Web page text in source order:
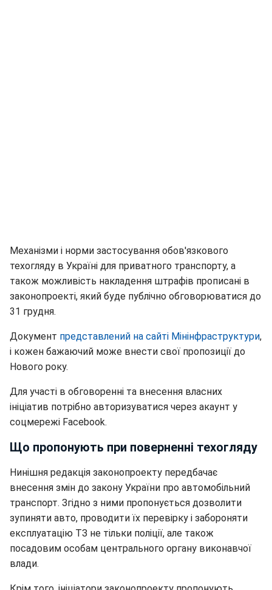
Механізми і норми застосування обов'язкового
техогляду в Україні для приватного транспорту, а
також можливість накладення штрафів прописані в
законопроекті, який буде публічно обговорюватися до
31 грудня.
Документ представлений на сайті Мінінфраструктури,
і кожен бажаючий може внести свої пропозиції до
Нового року.
Для участі в обговоренні та внесення власних
ініціатив потрібно авторизуватися через акаунт у
соцмережі Facebook.
Що пропонують при поверненні техогляду
Нинішня редакція законопроекту передбачає
внесення змін до закону України про автомобільний
транспорт. Згідно з ними пропонується дозволити
зупиняти авто, проводити їх перевірку і забороняти
експлуатацію ТЗ не тільки поліції, але також
посадовим особам центрального органу виконавчої
влади.